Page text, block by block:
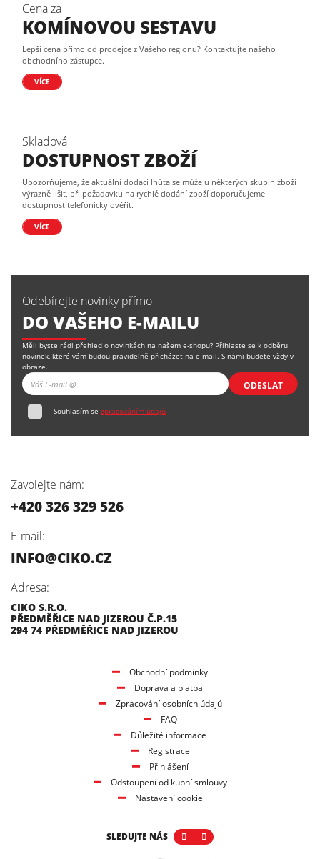
Cena za
KOMÍNOVOU SESTAVU
Lepší cena přímo od prodejce z Vašeho regionu? Kontaktujte našeho
obchodního zástupce.
VÍCE
Skladová
DOSTUPNOST ZBOŽÍ
Upozorňujeme, že aktuální dodací lhůta se může u některých skupin zboží
výrazně lišit, při požadavku na rychlé dodání zboží doporučujeme
dostupnost telefonicky ověřit.
VÍCE
Odebírejte novinky přímo
DO VAŠEHO E-MAILU
Měli byste rádi přehled o novinkách na našem e-shopu? Přihlaste se k odběru
novinek, které vám budou pravidelně přicházet na e-mail. S námi budete vždy v
obraze.
ODESLAT
Souhlasím se zpracováním údajů
Zavolejte nám:
+420 326 329 526
E-mail:
INFO@CIKO.CZ
Adresa:
CIKO S.R.O.
PŘEDMĚŘICE NAD JIZEROU Č.P.15
294 74 PŘEDMĚŘICE NAD JIZEROU
Obchodní podmínky
Doprava a platba
Zpracování osobních údajů
FAQ
Důležité informace
Registrace
Přihlášení
Odstoupení od kupní smlouvy
Nastavení cookie
SLEDUJTE NÁS